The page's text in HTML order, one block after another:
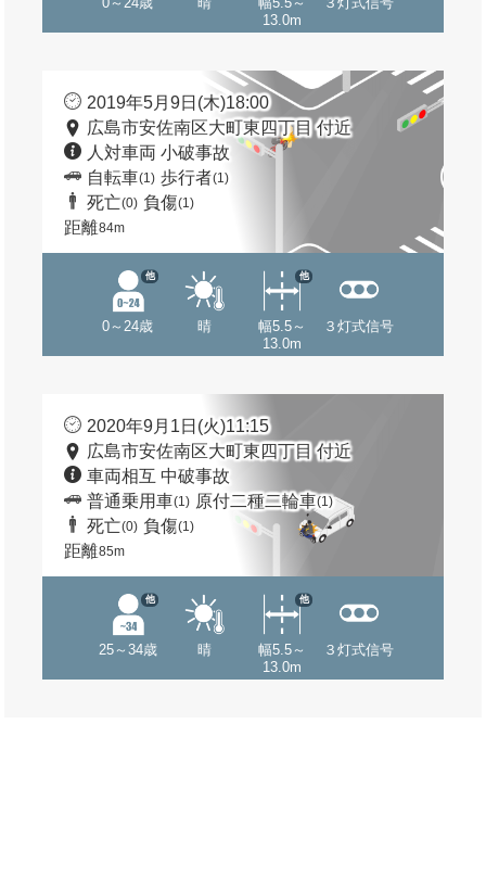
13.0m
2019年5月9日(木)18:00
広島市安佐南区大町東四丁目 付近
人対車両 小破事故
自転車(1) 歩行者(1)
死亡(0) 負傷(1)
距離84m
0～24歳
他
晴
幅5.5～
13.0m
他
３灯式信号
2020年9月1日(火)11:15
広島市安佐南区大町東四丁目 付近
車両相互 中破事故
普通乗用車(1) 原付二種二輪車(1)
死亡(0) 負傷(1)
距離85m
25～34歳
他
晴
幅5.5～
13.0m
他
３灯式信号